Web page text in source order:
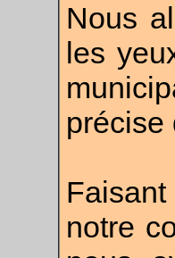
Nous
les
précise
notre